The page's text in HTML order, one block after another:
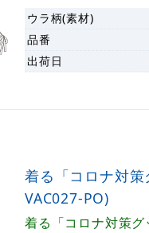
ウラ柄(素材)
品番
出荷日
着る「コロナ対
VAC027-PO)
着る「コロナ対策